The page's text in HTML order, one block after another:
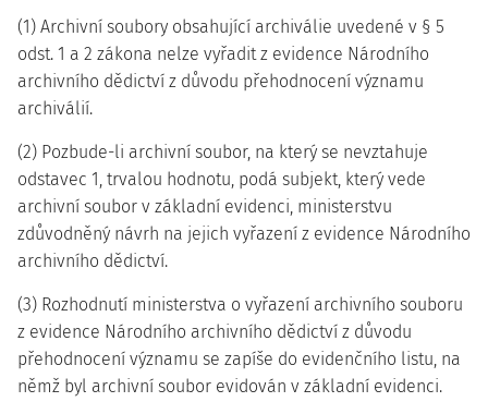
(1) Archivní soubory obsahující archiválie uvedené v § 5
odst. 1 a 2 zákona nelze vyřadit z evidence Národního
archivního dědictví z důvodu přehodnocení významu
archiválií.
(2) Pozbude-li archivní soubor, na který se nevztahuje
odstavec 1, trvalou hodnotu, podá subjekt, který vede
archivní soubor v základní evidenci, ministerstvu
zdůvodněný návrh na jejich vyřazení z evidence Národního
archivního dědictví.
(3) Rozhodnutí ministerstva o vyřazení archivního souboru
z evidence Národního archivního dědictví z důvodu
přehodnocení významu se zapíše do evidenčního listu, na
němž byl archivní soubor evidován v základní evidenci.